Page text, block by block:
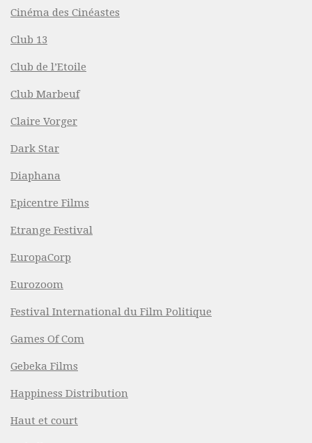
Cinéma des Cinéastes
Club 13
Club de l’Etoile
Club Marbeuf
Claire Vorger
Dark Star
Diaphana
Epicentre Films
Etrange Festival
EuropaCorp
Eurozoom
Festival International du Film Politique
Games Of Com
Gebeka Films
Happiness Distribution
Haut et court